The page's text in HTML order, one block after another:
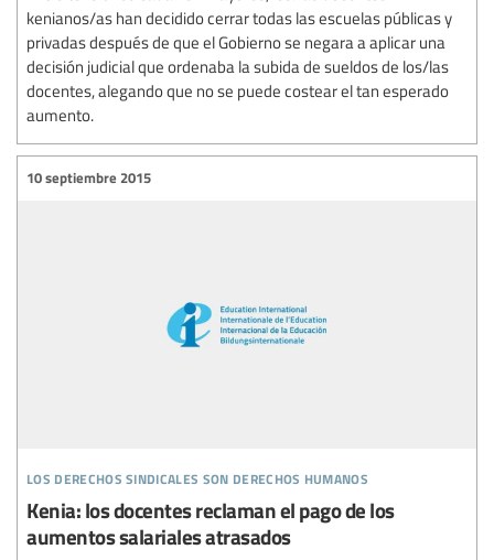
kenianos/as han decidido cerrar todas las escuelas públicas y
privadas después de que el Gobierno se negara a aplicar una
decisión judicial que ordenaba la subida de sueldos de los/las
docentes, alegando que no se puede costear el tan esperado
aumento.
los derechos sindicales son derechos humanos
10 septiembre 2015
Kenia: los docentes reclaman el pago de los
aumentos salariales atrasados